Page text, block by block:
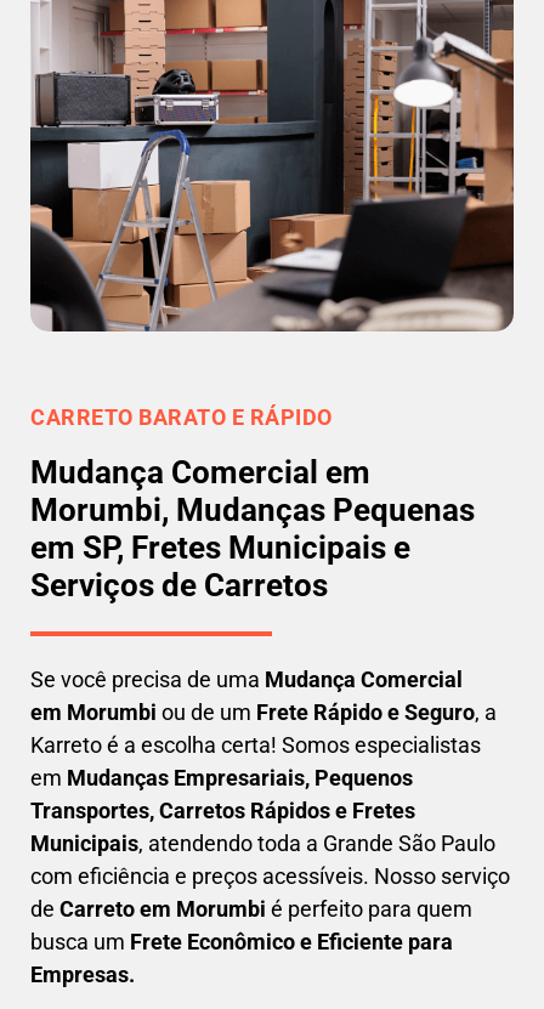
CARRETO BARATO E RÁPIDO
Mudança Comercial em
Morumbi, Mudanças Pequenas
em SP, Fretes Municipais e
Serviços de Carretos
Se você precisa de uma Mudança Comercial
em Morumbi ou de um Frete Rápido e Seguro, a
Karreto é a escolha certa! Somos especialistas
em Mudanças Empresariais, Pequenos
Transportes, Carretos Rápidos e Fretes
Municipais, atendendo toda a Grande São Paulo
com eficiência e preços acessíveis. Nosso serviço
de Carreto em Morumbi é perfeito para quem
busca um Frete Econômico e Eficiente para
Empresas.